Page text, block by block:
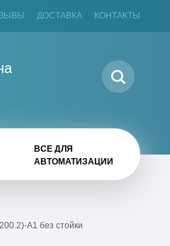
ДОСТАВКА КОНТАКТЫ
ВСЕ ДЛЯ
АВТОМАТИЗАЦИИ
A1 без стойки